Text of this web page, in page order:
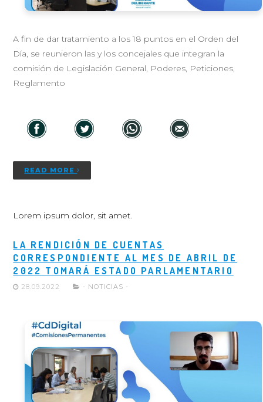
A fin de dar tratamiento a los 18 puntos en el Orden del
Día, se reunieron las y los concejales que integran la
comisión de Legislación General, Poderes, Peticiones,
Reglamento
READ MORE
Lorem ipsum dolor, sit amet.
LA RENDICIÓN DE CUENTAS
CORRESPONDIENTE AL MES DE ABRIL DE
2022 TOMARÁ ESTADO PARLAMENTARIO
28.09.2022 - NOTICIAS -